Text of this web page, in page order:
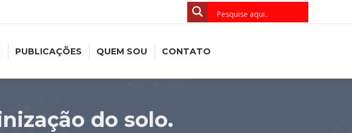
PUBLICAÇÕES QUEM SOU CONTATO
do solo.